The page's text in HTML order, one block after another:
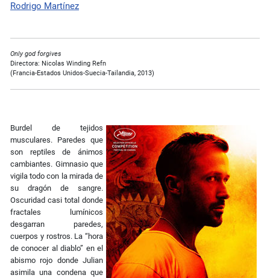
Rodrigo Martínez
Only god forgives
Directora: Nicolas Winding Refn
(Francia-Estados Unidos-Suecia-Tailandia, 2013)
Burdel de tejidos
musculares. Paredes que
son reptiles de ánimos
cambiantes. Gimnasio que
vigila todo con la mirada de
su dragón de sangre.
Oscuridad casi total donde
fractales lumínicos
desgarran paredes,
cuerpos y rostros. La “hora
de conocer al diablo” en el
abismo rojo donde Julian
asimila una condena que